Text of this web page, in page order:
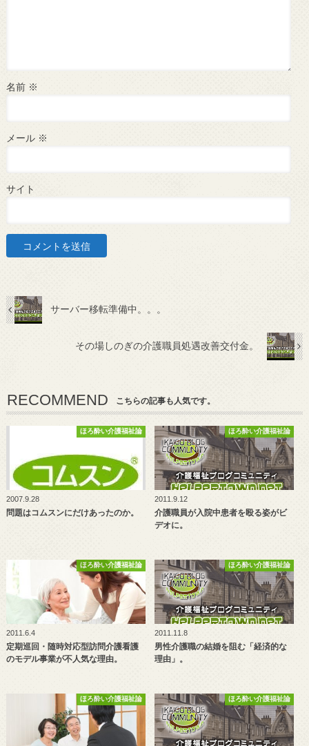
名前 ※
メール ※
サイト
サーバー移転準備中。。。
その場しのぎの介護職員処遇改善交付金。
RECOMMEND こちらの記事も人気です。
ほろ酔い介護福祉論
2007.9.28
問題はコムスンにだけあったのか。
ほろ酔い介護福祉論
2011.9.12
介護職員が入院中患者を殴る姿がビ
デオに。
ほろ酔い介護福祉論
2011.6.4
定期巡回・随時対応型訪問介護看護
のモデル事業が不人気な理由。
ほろ酔い介護福祉論
2011.11.8
男性介護職の結婚を阻む「経済的な
理由」。
ほろ酔い介護福祉論 ほろ酔い介護福祉論